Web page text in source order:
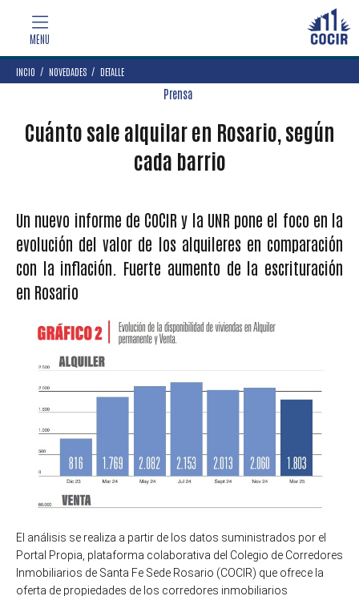
INCIO NOVEDADES DETALLE
Prensa
Cuánto sale alquilar en Rosario, según
cada barrio
Un nuevo informe de COCIR y la UNR pone el foco en la
evolución del valor de los alquileres en comparación
con la inflación. Fuerte aumento de la escrituración
en Rosario
El análisis se realiza a partir de los datos suministrados por el
Portal Propia, plataforma colaborativa del Colegio de Corredores
Inmobiliarios de Santa Fe Sede Rosario (COCIR) que ofrece la
oferta de propiedades de los corredores inmobiliarios